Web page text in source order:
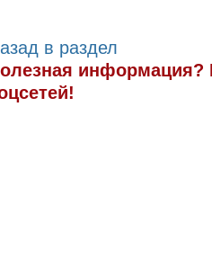
в раздел
информация?